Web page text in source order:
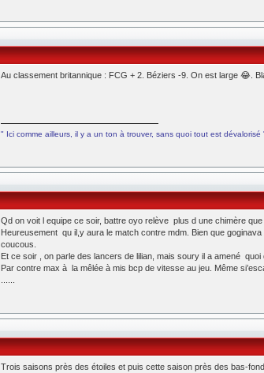
Au classement britannique : FCG + 2. Béziers -9. On est large 😂.
" Ici comme ailleurs, il y a un ton à trouver, sans quoi tout est dévalorisé
Qd on voit l equipe ce soir, battre oyo relève plus d une chimère que
Heureusement qu il,y aura le match contre mdm. Bien que
coucous.
Et ce soir , on parle des lancers de lilian, mais soury il a amené quoi
Par contre max à la mêlée à mis bcp de vitesse au jeu. Même
Trois saisons près des étoiles et puis cette saison près des bas-